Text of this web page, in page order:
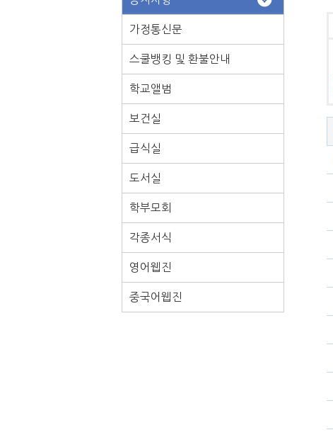
가정통신문
스쿨뱅킹 및 환불안내
학교앨범
보건실
급식실
도서실
학부모회
각종서식
영어웹진
중국어웹진